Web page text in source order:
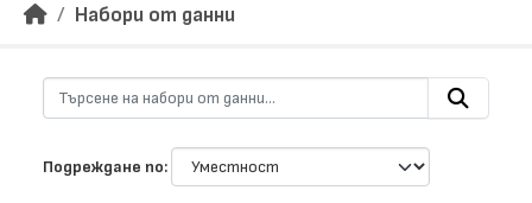
Набори от данни
Подреждане по